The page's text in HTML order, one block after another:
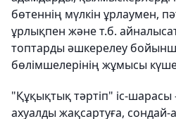
бөтеннің мүлкін ұрлаумен,
ұрлықпен және т.б.
топтарды әшкерелеу
бөлімшелерінің жұмысы
"Құқықтық тәртіп" іс-
ахуалды жақсартуға,